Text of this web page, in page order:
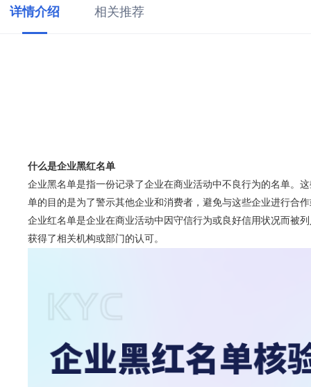
详情介绍 相关推荐
什么是企业黑红名单
企业黑名单是指一份记录了企业在商业活动中不良行为的名单。
单的目的是为了警示其他企业和消费者，避免与这些企业进行合
企业红名单是企业在商业活动中因守信行为或良好信用状况而被
获得了相关机构或部门的认可。